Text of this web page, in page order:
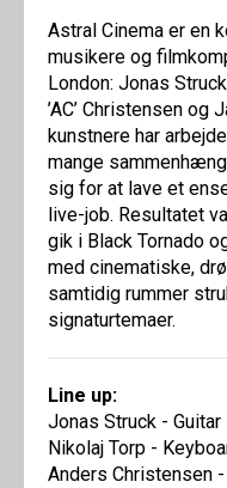
Astral Cinema er en
musikere og
London: Jonas
’AC’ Christensen og
kunstnere har
mange
sig for at lave et
live-job. Resultatet
gik i Black Tornado
med cinematiske,
samtidig rummer
signaturtemaer.
Line up:
Jonas Struck - Guitar
Nikolaj Torp -
Anders Christensen